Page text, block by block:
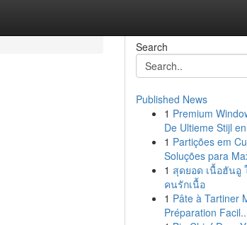
Search
Published News
1 Premium
De Ultieme Stijl
1 Partições em
Soluções para
1 สุดยอด เนื้อฮันอู
คนรักเนื้อ
1 Pâte à Tartiner
Préparation